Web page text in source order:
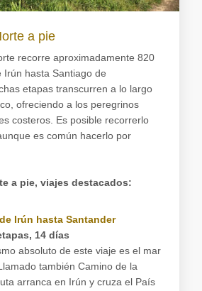
a pie
recorre aproximadamente 820
Irún hasta Santiago de
etapas transcurren a lo largo
ofreciendo a los peregrinos
costeros. Es posible recorrerlo
es común hacerlo por
a pie, viajes destacados:
Irún hasta Santander
14 días
absoluto de este viaje es el mar
también Camino de la
arranca en Irún y cruza el País